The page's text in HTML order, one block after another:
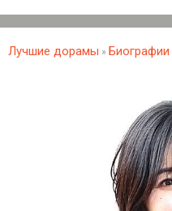
Лучшие дорамы » Биографии